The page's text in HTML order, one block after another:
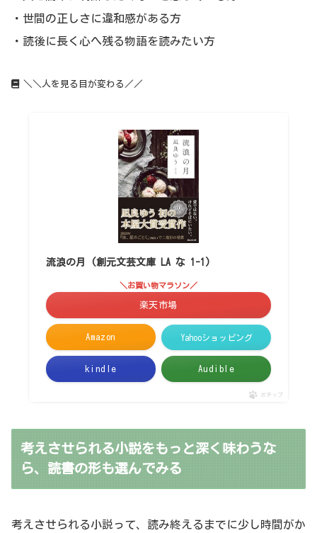
・世間の正しさに違和感がある方
・読後に長く心へ残る物語を読みたい方
＼＼人を見る目が変わる／／
流浪の月 (創元文芸文庫 LA な 1-1)
Amazon
＼お買い物マラソン／
楽天市場
Yahooショッピング
kindle Audible
ポチップ
考えさせられる小説をもっと深く味わうな
ら、読書の形も選んでみる
考えさせられる小説って、読み終えるまでに少し時間がか